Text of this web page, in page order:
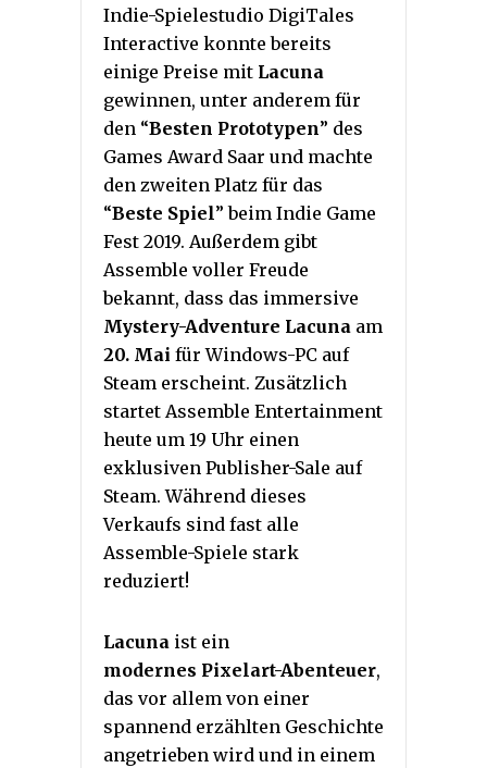
Indie-Spielestudio DigiTales
Interactive konnte bereits
einige Preise mit Lacuna
gewinnen, unter anderem für
den “Besten Prototypen” des
Games Award Saar und machte
den zweiten Platz für das
“Beste Spiel” beim Indie Game
Fest 2019. Außerdem gibt
Assemble voller Freude
bekannt, dass das immersive
Mystery-Adventure Lacuna am
20. Mai für Windows-PC auf
Steam erscheint. Zusätzlich
startet Assemble Entertainment
heute um 19 Uhr einen
exklusiven Publisher-Sale auf
Steam. Während dieses
Verkaufs sind fast alle
Assemble-Spiele stark
reduziert!
Lacuna ist ein
modernes Pixelart-Abenteuer,
das vor allem von einer
spannend erzählten Geschichte
angetrieben wird und in einem